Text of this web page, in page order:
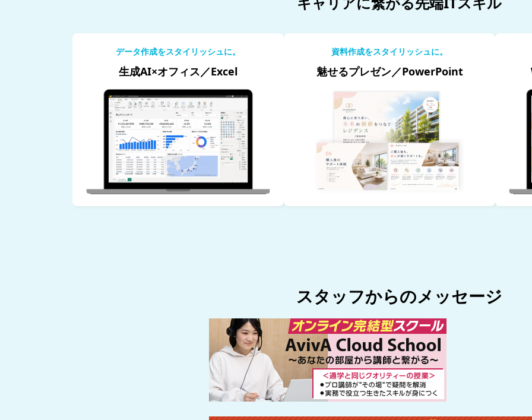
データ作成をスタイリッシュに。
生成AI×オフィス／Excel
資料作成をスタイリッシュに。
魅せるプレゼン／PowerPoint
スタッフからのメッセージ